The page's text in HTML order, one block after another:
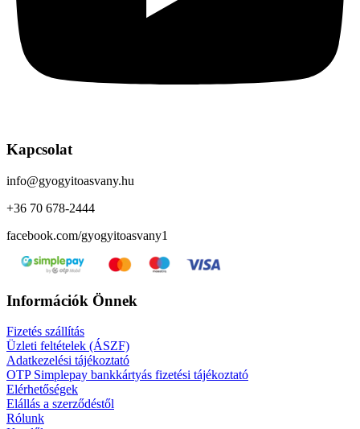
Kapcsolat
info@gyogyitoasvany.hu
+36 70 678-2444
facebook.com/gyogyitoasvany1
Információk Önnek
Fizetés szállítás
Üzleti feltételek (ÁSZF)
Adatkezelési tájékoztató
OTP Simplepay bankkártyás fizetési tájékoztató
Elérhetőségek
Elállás a szerződéstől
Rólunk